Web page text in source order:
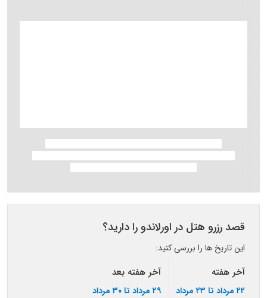
قصد رزرو هتل در اورلاندو را دارید؟
این تاریخ ها را بررسی کنید:
آخر هفته
۲۲ مرداد تا ۲۳ مرداد
آخر هفته بعد
۲۹ مرداد تا ۳۰ مرداد